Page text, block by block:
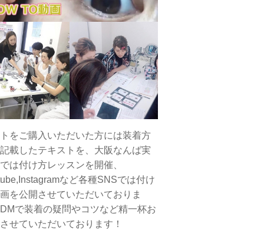
をご購入いただいた方には装着方
載したテキストを、大阪なんば実
は付け方レッスンを開催、
など各種SNSでは付け
を公開させていただいておりま
で装着の疑問やコツなど精一杯お
せていただいております！